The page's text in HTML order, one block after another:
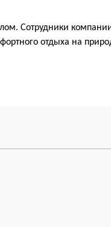
Сотрудники
отдыха на